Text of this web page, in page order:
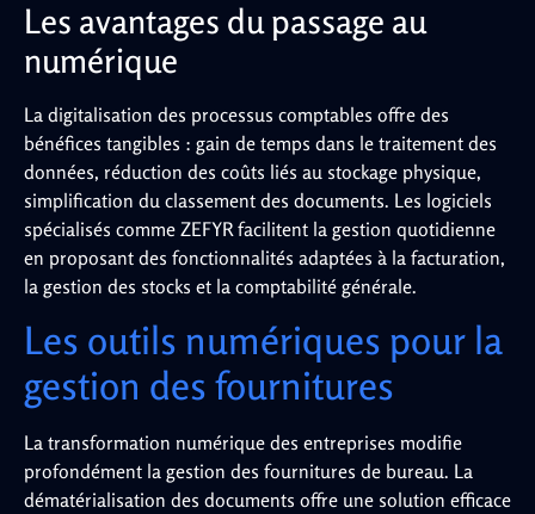
Les avantages du passage au
numérique
La digitalisation des processus comptables offre des
bénéfices tangibles : gain de temps dans le traitement des
données, réduction des coûts liés au stockage physique,
simplification du classement des documents. Les logiciels
spécialisés comme ZEFYR facilitent la gestion quotidienne
en proposant des fonctionnalités adaptées à la facturation,
la gestion des stocks et la comptabilité générale.
Les outils numériques pour la
gestion des fournitures
La transformation numérique des entreprises modifie
profondément la gestion des fournitures de bureau. La
dématérialisation des documents offre une solution efficace